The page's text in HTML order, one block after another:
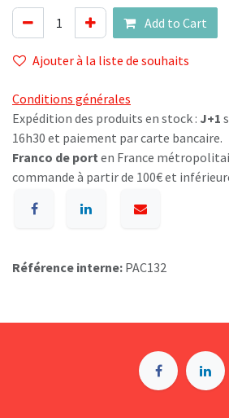
Add to Cart
Ajouter à la liste de souhaits
Conditions générales
Expédition des produits en stock : J+1
16h30 et paiement par carte bancaire.
Franco de port en France
commande à partir de 100€ et
Référence interne: PAC132